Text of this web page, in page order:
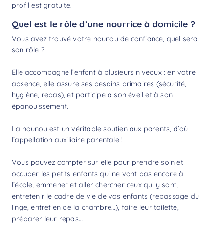
profil est gratuite.
Quel est le rôle d’une nourrice à domicile ?
Vous avez trouvé votre nounou de confiance, quel sera
son rôle ?
Elle accompagne l’enfant à plusieurs niveaux : en votre
absence, elle assure ses besoins primaires (sécurité,
hygiène, repas), et participe à son éveil et à son
épanouissement.
La nounou est un véritable soutien aux parents, d’où
l’appellation auxiliaire parentale !
Vous pouvez compter sur elle pour prendre soin et
occuper les petits enfants qui ne vont pas encore à
l’école, emmener et aller chercher ceux qui y sont,
entretenir le cadre de vie de vos enfants (repassage du
linge, entretien de la chambre…), faire leur toilette,
préparer leur repas…